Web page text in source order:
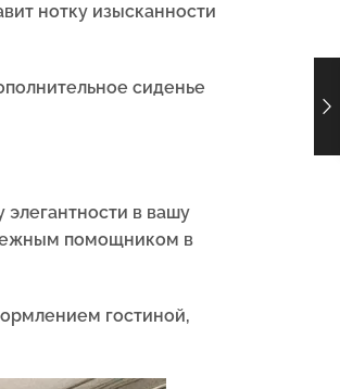
нотку изысканности
сиденье
в вашу
помощником в
гостиной,